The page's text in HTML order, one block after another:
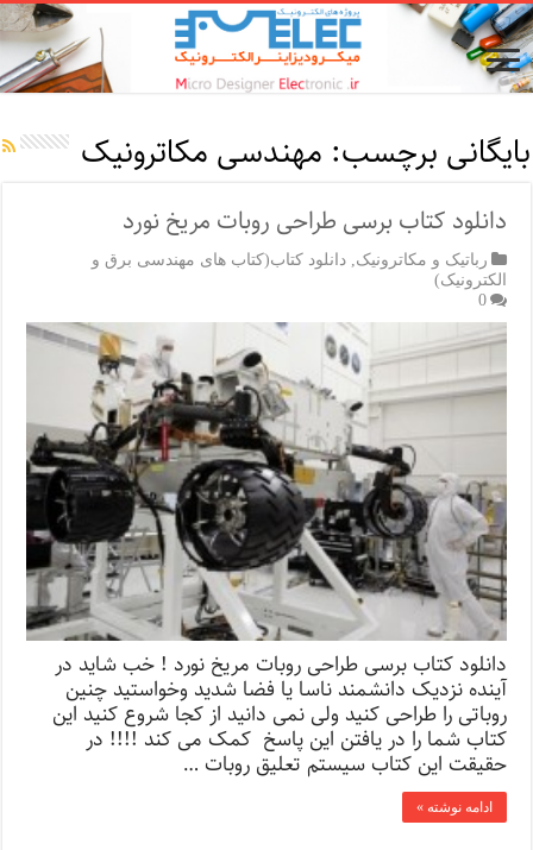
بایگانی برچسب: مهندسی مکاترونیک
دانلود کتاب برسی طراحی روبات مریخ نورد
رباتیک و مکاترونیک ,دانلود کتاب(کتاب های مهندسی برق و
الکترونیک)
0
دانلود کتاب برسی طراحی روبات مریخ نورد ! خب شاید در
آینده نزدیک دانشمند ناسا یا فضا شدید وخواستید چنین
روباتی را طراحی کنید ولی نمی دانید از کجا شروع کنید این
کتاب شما را در یافتن این پاسخ کمک می کند !!!! در
حقیقت این کتاب سیستم تعلیق روبات …
ادامه نوشته »